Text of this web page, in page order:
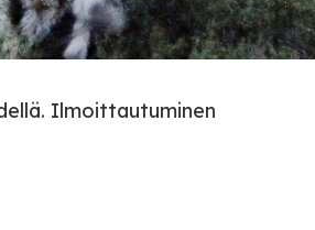
Ilmoittautuminen